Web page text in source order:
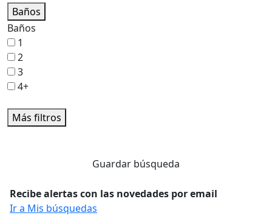
Baños
Baños
1
2
3
4+
Más filtros
Guardar búsqueda
Recibe alertas con las novedades por email
Ir a Mis búsquedas